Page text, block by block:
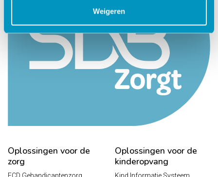
Weigeren
Oplossingen voor de
zorg
Oplossingen voor de
kinderopvang